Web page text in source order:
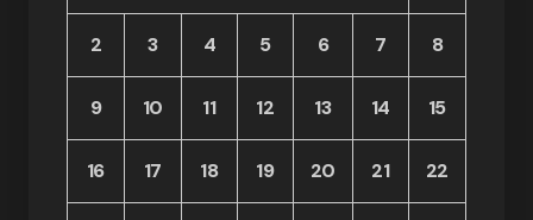
2 3 4 5 6 7 8
9 10 11 12 13 14 15
16 17 18 19 20 21 22